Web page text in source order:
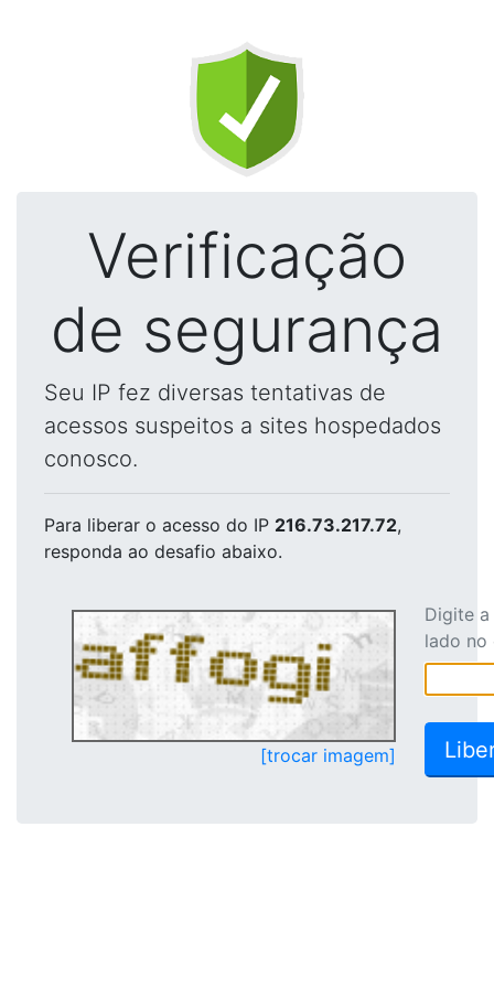
Verificação
de segurança
Seu IP fez diversas tentativas de
acessos suspeitos a sites hospedados
conosco.
Para liberar o acesso do IP 216.73.217.72,
responda ao desafio abaixo.
[trocar imagem]
Digite
lado no